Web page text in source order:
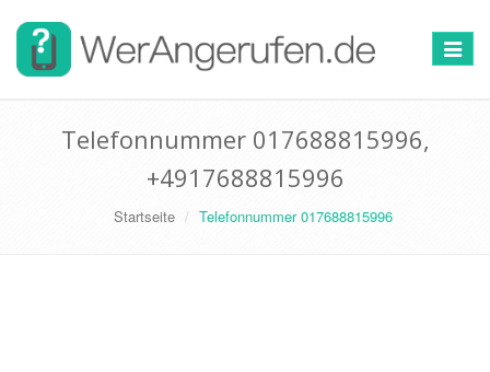
Toggle
Telefonnummer 017688815996,
+4917688815996
Startseite Telefonnummer 017688815996